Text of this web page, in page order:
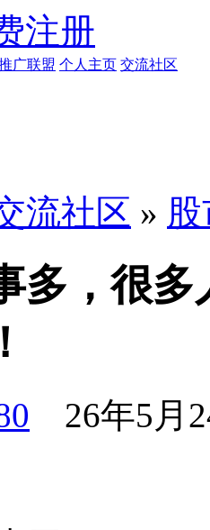
注册
广联盟 个人主页 交流社区
流社区 »
多，很
26年5月